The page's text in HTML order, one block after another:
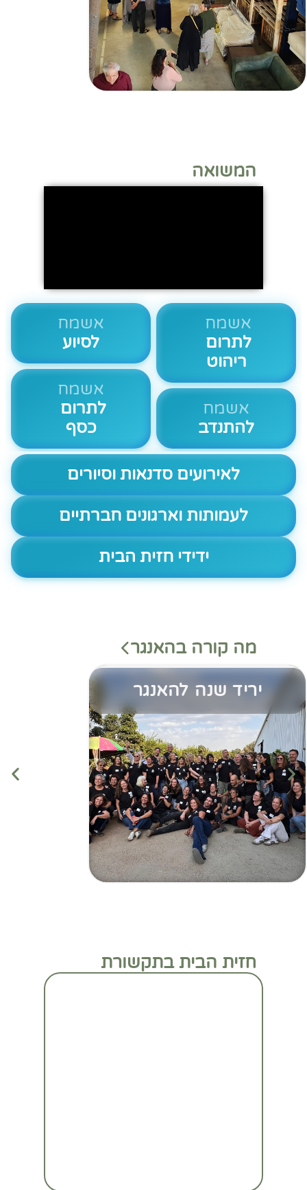
המשואה
אשמח
לתרום
ריהוט
אשמח
להתנדב
אשמח
לסיוע
אשמח
לתרום
כסף
לאירועים סדנאות וסיורים
לעמותות וארגונים חברתיים
ידידי חזית הבית
מה קורה בהאנגר
יריד שנה להאנגר
חזית הבית בתקשורת
מעבר לכתבה המלאה